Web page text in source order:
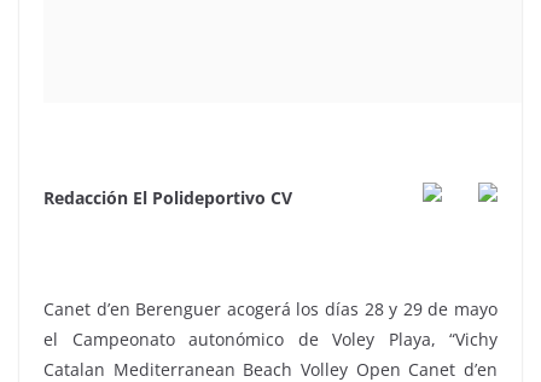
Redacción El Polideportivo CV
Canet d’en Berenguer acogerá los días 28 y 29 de mayo
el Campeonato autonómico de Voley Playa, “Vichy
Catalan Mediterranean Beach Volley Open Canet d’en